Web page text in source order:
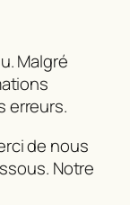
Malgré
erreurs.
de nous
Notre